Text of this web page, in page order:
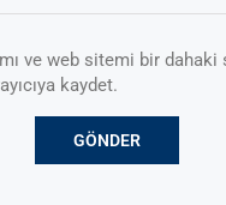
ve web sitemi bir
kaydet.